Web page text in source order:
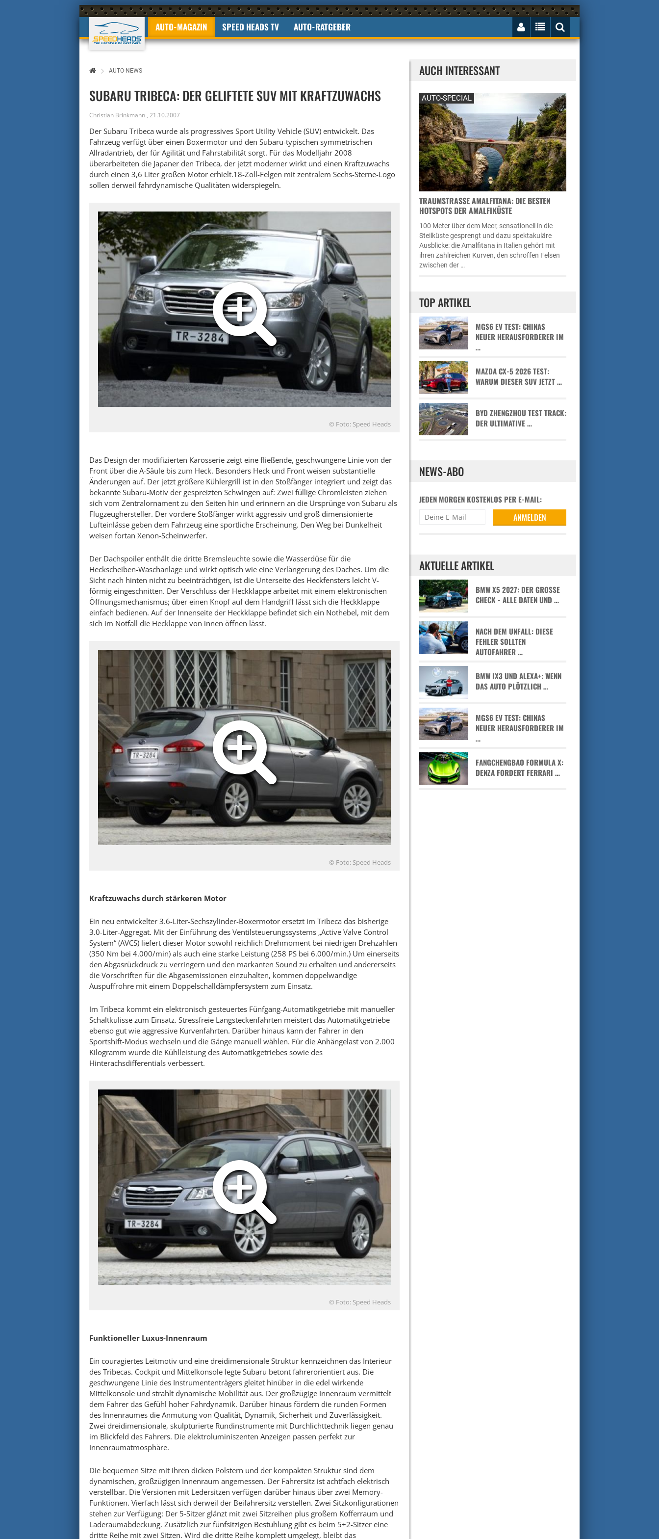
AUTO-MAGAZIN SPEED HEADS TV AUTO-RATGEBER
AUTO-NEWS
SUBARU TRIBECA: DER GELIFTETE SUV MIT KRAFTZUWACHS
Christian Brinkmann , 21.10.2007
Der Subaru Tribeca wurde als progressives Sport Utility Vehicle (SUV) entwickelt. Das
Fahrzeug verfügt über einen Boxermotor und den Subaru-typischen symmetrischen
Allradantrieb, der für Agilität und Fahrstabilität sorgt. Für das Modelljahr 2008
überarbeiteten die Japaner den Tribeca, der jetzt moderner wirkt und einen Kraftzuwachs
durch einen 3,6 Liter großen Motor erhielt.18-Zoll-Felgen mit zentralem Sechs-Sterne-Logo
sollen derweil fahrdynamische Qualitäten widerspiegeln.
© Foto: Speed Heads
Das Design der modifizierten Karosserie zeigt eine fließende, geschwungene Linie von der
Front über die A-Säule bis zum Heck. Besonders Heck und Front weisen substantielle
Änderungen auf. Der jetzt größere Kühlergrill ist in den Stoßfänger integriert und zeigt das
bekannte Subaru-Motiv der gespreizten Schwingen auf: Zwei füllige Chromleisten ziehen
sich vom Zentralornament zu den Seiten hin und erinnern an die Ursprünge von Subaru als
Flugzeughersteller. Der vordere Stoßfänger wirkt aggressiv und groß dimensionierte
Lufteinlässe geben dem Fahrzeug eine sportliche Erscheinung. Den Weg bei Dunkelheit
weisen fortan Xenon-Scheinwerfer.
Der Dachspoiler enthält die dritte Bremsleuchte sowie die Wasserdüse für die
Heckscheiben-Waschanlage und wirkt optisch wie eine Verlängerung des Daches. Um die
Sicht nach hinten nicht zu beeinträchtigen, ist die Unterseite des Heckfensters leicht V-
förmig eingeschnitten. Der Verschluss der Heckklappe arbeitet mit einem elektronischen
Öffnungsmechanismus; über einen Knopf auf dem Handgriff lässt sich die Heckklappe
einfach bedienen. Auf der Innenseite der Heckklappe befindet sich ein Nothebel, mit dem
sich im Notfall die Hecklappe von innen öffnen lässt.
© Foto: Speed Heads
Kraftzuwachs durch stärkeren Motor
Ein neu entwickelter 3.6-Liter-Sechszylinder-Boxermotor ersetzt im Tribeca das bisherige
3.0-Liter-Aggregat. Mit der Einführung des Ventilsteuerungssystems „Active Valve Control
System“ (AVCS) liefert dieser Motor sowohl reichlich Drehmoment bei niedrigen Drehzahlen
(350 Nm bei 4.000/min) als auch eine starke Leistung (258 PS bei 6.000/min.) Um einerseits
den Abgasrückdruck zu verringern und den markanten Sound zu erhalten und andererseits
die Vorschriften für die Abgasemissionen einzuhalten, kommen doppelwandige
Auspuffrohre mit einem Doppelschalldämpfersystem zum Einsatz.
Im Tribeca kommt ein elektronisch gesteuertes Fünfgang-Automatikgetriebe mit manueller
Schaltkulisse zum Einsatz. Stressfreie Langsteckenfahrten meistert das Automatikgetriebe
ebenso gut wie aggressive Kurvenfahrten. Darüber hinaus kann der Fahrer in den
Sportshift-Modus wechseln und die Gänge manuell wählen. Für die Anhängelast von 2.000
Kilogramm wurde die Kühlleistung des Automatikgetriebes sowie des
Hinterachsdifferentials verbessert.
© Foto: Speed Heads
Funktioneller Luxus-Innenraum
Ein couragiertes Leitmotiv und eine dreidimensionale Struktur kennzeichnen das Interieur
des Tribecas. Cockpit und Mittelkonsole legte Subaru betont fahrerorientiert aus. Die
geschwungene Linie des Instrumententrägers gleitet hinüber in die edel wirkende
Mittelkonsole und strahlt dynamische Mobilität aus. Der großzügige Innenraum vermittelt
dem Fahrer das Gefühl hoher Fahrdynamik. Darüber hinaus fördern die runden Formen
des Innenraumes die Anmutung von Qualität, Dynamik, Sicherheit und Zuverlässigkeit.
Zwei dreidimensionale, skulpturierte Rundinstrumente mit Durchlichttechnik liegen genau
im Blickfeld des Fahrers. Die elektroluminiszenten Anzeigen passen perfekt zur
Innenraumatmosphäre.
Die bequemen Sitze mit ihren dicken Polstern und der kompakten Struktur sind dem
dynamischen, großzügigen Innenraum angemessen. Der Fahrersitz ist achtfach elektrisch
verstellbar. Die Versionen mit Ledersitzen verfügen darüber hinaus über zwei Memory-
Funktionen. Vierfach lässt sich derweil der Beifahrersitz verstellen. Zwei Sitzkonfigurationen
stehen zur Verfügung: Der 5-Sitzer glänzt mit zwei Sitzreihen plus großem Kofferraum und
Laderaumabdeckung. Zusätzlich zur fünfsitzigen Bestuhlung gibt es beim 5+2-Sitzer eine
dritte Reihe mit zwei Sitzen. Wird die dritte Reihe komplett umgelegt, bleibt das
AUCH INTERESSANT
AUTO-SPECIAL
TRAUMSTRASSE AMALFITANA: DIE BESTEN H
OTSPOTS DER AMALFIKÜSTE
100 Meter über dem Meer, sensationell in die
Steilküste gesprengt und dazu spektakuläre
Ausblicke: die Amalfitana in Italien gehört mit
ihren zahlreichen Kurven, den schroffen Felsen
zwischen der …
TOP ARTIKEL
MGS6 EV TEST: CHINAS
NEUER HERAUSFORDERER IM
…
MAZDA CX-5 2026 TEST:
WARUM DIESER SUV JETZT …
BYD ZHENGZHOU TEST TRACK:
DER ULTIMATIVE …
NEWS-ABO
JEDEN MORGEN KOSTENLOS PER E-MAIL:
AKTUELLE ARTIKEL
BMW X5 2027: DER GROSSE C
HECK - ALLE DATEN UND …
NACH DEM UNFALL: DIESE
FEHLER SOLLTEN
AUTOFAHRER …
BMW IX3 UND ALEXA+: WENN
DAS AUTO PLÖTZLICH …
MGS6 EV TEST: CHINAS
NEUER HERAUSFORDERER IM
…
FANGCHENGBAO FORMULA X:
DENZA FORDERT FERRARI …